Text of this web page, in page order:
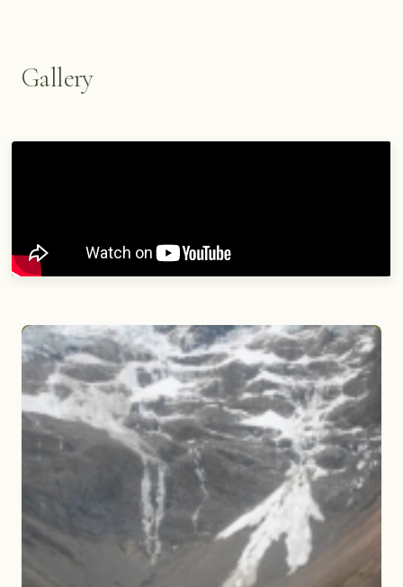
Gallery